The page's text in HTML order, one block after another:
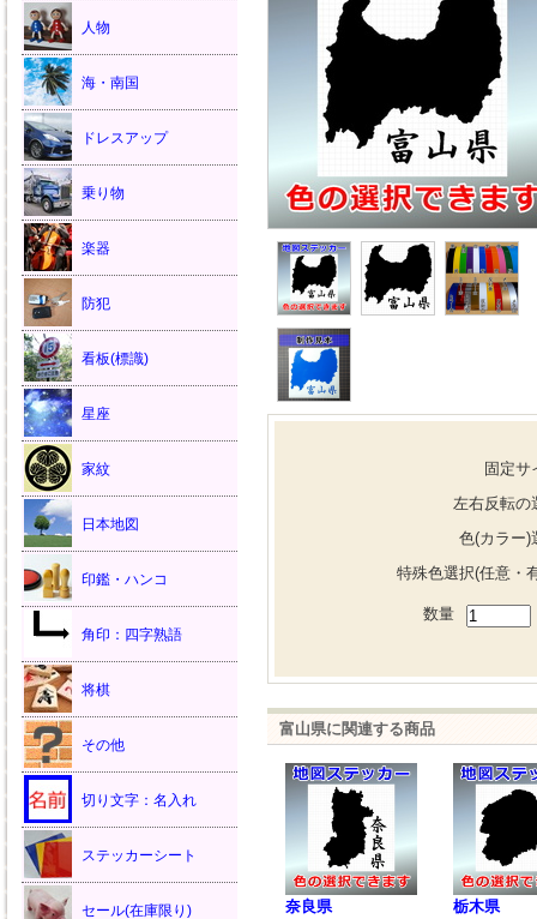
固定サ
左右反転の
色(カラー)
特殊色選択(任意・
数量
富山県に関連する商品
奈良県
栃木県
人物
海・南国
ドレスアップ
乗り物
楽器
防犯
看板(標識)
星座
家紋
日本地図
印鑑・ハンコ
角印：四字熟語
将棋
その他
切り文字：名入れ
ステッカーシート
セール(在庫限り)